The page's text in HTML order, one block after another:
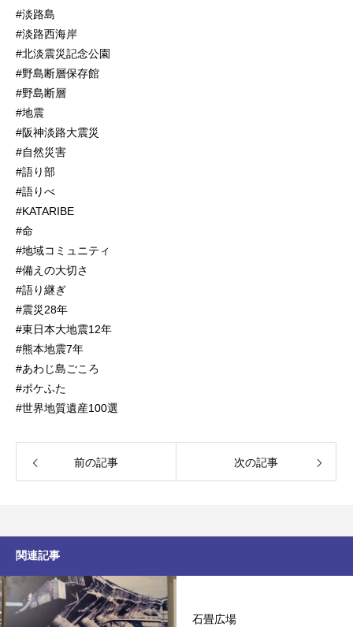
#淡路島
#淡路西海岸
#北淡震災記念公園
#野島断層保存館
#野島断層
#地震
#阪神淡路大震災
#自然災害
#語り部
#語りべ
#KATARIBE
#命
#地域コミュニティ
#備えの大切さ
#語り継ぎ
#震災28年
#東日本大地震12年
#熊本地震7年
#あわじ島ごころ
#ポケふた
#世界地質遺産100選
前の記事 次の記事
関連記事
石畳広場